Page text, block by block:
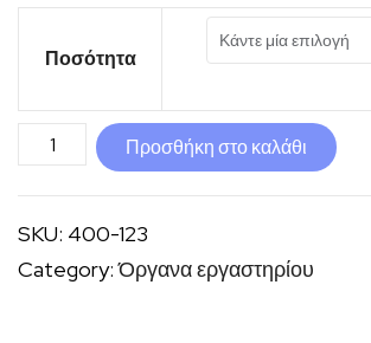
Ποσότητα
Ποτήρια
ζέσεως
Προσθήκη στο καλάθι
SKU: 400-123
Category: Όργανα εργαστηρίου